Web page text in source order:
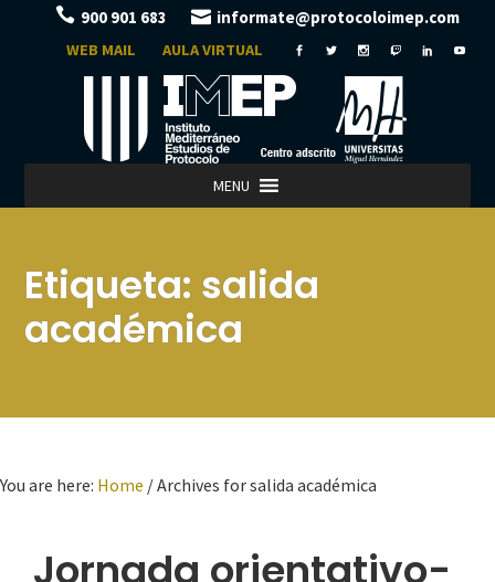
900 901 683 informate@protocoloimep.com
WEB MAIL AULA VIRTUAL
MENU
Etiqueta: salida
académica
You are here: Home /Archives for salida académica
Jornada orientativo-